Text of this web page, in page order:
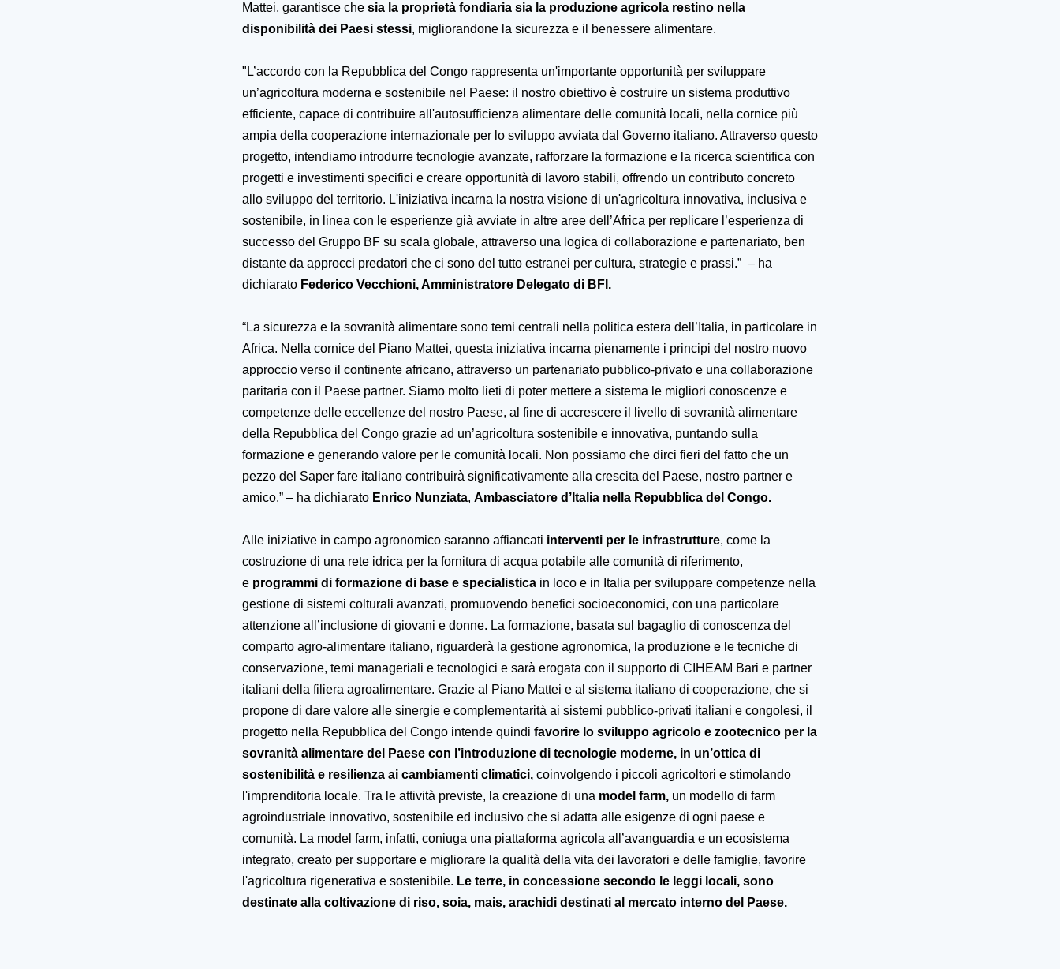
Mattei, garantisce che sia la proprietà fondiaria sia la produzione agricola restino nella
disponibilità dei Paesi stessi, migliorandone la sicurezza e il benessere alimentare.
" L’accordo con la Repubblica del Congo rappresenta un'importante opportunità per sviluppare
un’agricoltura moderna e sostenibile nel Paese: il nostro obiettivo è costruire un sistema produttivo
efficiente, capace di contribuire all'autosufficienza alimentare delle comunità locali, nella cornice più
ampia della cooperazione internazionale per lo sviluppo avviata dal Governo italiano. Attraverso questo
progetto, intendiamo introdurre tecnologie avanzate, rafforzare la formazione e la ricerca scientifica con
progetti e investimenti specifici e creare opportunità di lavoro stabili, offrendo un contributo concreto
allo sviluppo del territorio. L'iniziativa incarna la nostra visione di un'agricoltura innovativa, inclusiva e
sostenibile, in linea con le esperienze già avviate in altre aree dell’Africa per replicare l’esperienza di
successo del Gruppo BF su scala globale, attraverso una logica di collaborazione e partenariato, ben
distante da approcci predatori che ci sono del tutto estranei per cultura, strategie e prassi.” – ha
dichiarato Federico Vecchioni, Amministratore Delegato di BFI.
“La sicurezza e la sovranità alimentare sono temi centrali nella politica estera dell’Italia, in particolare in
Africa. Nella cornice del Piano Mattei, questa iniziativa incarna pienamente i principi del nostro nuovo
approccio verso il continente africano, attraverso un partenariato pubblico-privato e una collaborazione
paritaria con il Paese partner. Siamo molto lieti di poter mettere a sistema le migliori conoscenze e
competenze delle eccellenze del nostro Paese, al fine di accrescere il livello di sovranità alimentare
della Repubblica del Congo grazie ad un’agricoltura sostenibile e innovativa, puntando sulla
formazione e generando valore per le comunità locali. Non possiamo che dirci fieri del fatto che un
pezzo del Saper fare italiano contribuirà significativamente alla crescita del Paese, nostro partner e
amico.” – ha dichiarato Enrico Nunziata, Ambasciatore d’Italia nella Repubblica del Congo.
Alle iniziative in campo agronomico saranno affiancati interventi per le infrastrutture, come la
costruzione di una rete idrica per la fornitura di acqua potabile alle comunità di riferimento,
e programmi di formazione di base e specialistica in loco e in Italia per sviluppare competenze nella
gestione di sistemi colturali avanzati, promuovendo benefici socioeconomici, con una particolare
attenzione all’inclusione di giovani e donne. La formazione, basata sul bagaglio di conoscenza del
comparto agro-alimentare italiano, riguarderà la gestione agronomica, la produzione e le tecniche di
conservazione, temi manageriali e tecnologici e sarà erogata con il supporto di CIHEAM Bari e partner
italiani della filiera agroalimentare. Grazie al Piano Mattei e al sistema italiano di cooperazione, che si
propone di dare valore alle sinergie e complementarità ai sistemi pubblico-privati italiani e congolesi, il
progetto nella Repubblica del Congo intende quindi favorire lo sviluppo agricolo e zootecnico per la
sovranità alimentare del Paese con l’introduzione di tecnologie moderne, in un’ottica di
sostenibilità e resilienza ai cambiamenti climatici, coinvolgendo i piccoli agricoltori e stimolando
l'imprenditoria locale. Tra le attività previste, la creazione di una model farm, un modello di farm
agroindustriale innovativo, sostenibile ed inclusivo che si adatta alle esigenze di ogni paese e
comunità. La model farm, infatti, coniuga una piattaforma agricola all’avanguardia e un ecosistema
integrato, creato per supportare e migliorare la qualità della vita dei lavoratori e delle famiglie, favorire
l'agricoltura rigenerativa e sostenibile. Le terre, in concessione secondo le leggi locali, sono
destinate alla coltivazione di riso, soia, mais, arachidi destinati al mercato interno del Paese.